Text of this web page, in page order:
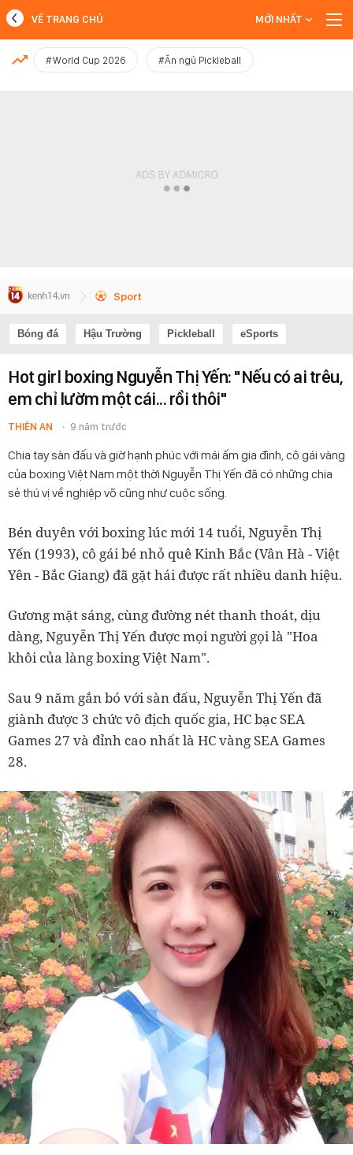
MỚI NHẤT
VỀ TRANG CHỦ MỚI NHẤT
#World Cup 2026 #Ăn ngủ Pickleball
Sport
Bóng đá Hậu Trường Pickleball eSports
Hot girl boxing Nguyễn Thị Yến: "Nếu có ai trêu,
em chỉ lườm một cái... rồi thôi"
THIÊN AN 9 năm trước
Chia tay sàn đấu và giờ hạnh phúc với mái ấm gia đình, cô gái vàng
của boxing Việt Nam một thời Nguyễn Thị Yến đã có những chia
sẻ thú vị về nghiệp võ cũng như cuộc sống.
Bén duyên với boxing lúc mới 14 tuổi, Nguyễn Thị
Yến (1993), cô gái bé nhỏ quê Kinh Bắc (Vân Hà - Việt
Yên - Bắc Giang) đã gặt hái được rất nhiều danh hiệu.
Gương mặt sáng, cùng đường nét thanh thoát, dịu
dàng, Nguyễn Thị Yến được mọi người gọi là "Hoa
khôi của làng boxing Việt Nam".
Sau 9 năm gắn bó với sàn đấu, Nguyễn Thị Yến đã
giành được 3 chức vô địch quốc gia, HC bạc SEA
Games 27 và đỉnh cao nhất là HC vàng SEA Games
28.